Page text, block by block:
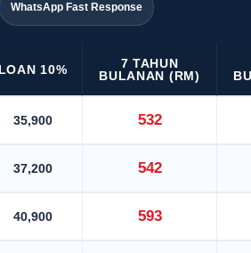
WhatsApp Fast Response
LOAN 10%
7 TAHUN
BULANAN (RM)
35,900 532
37,200 542
40,900 593